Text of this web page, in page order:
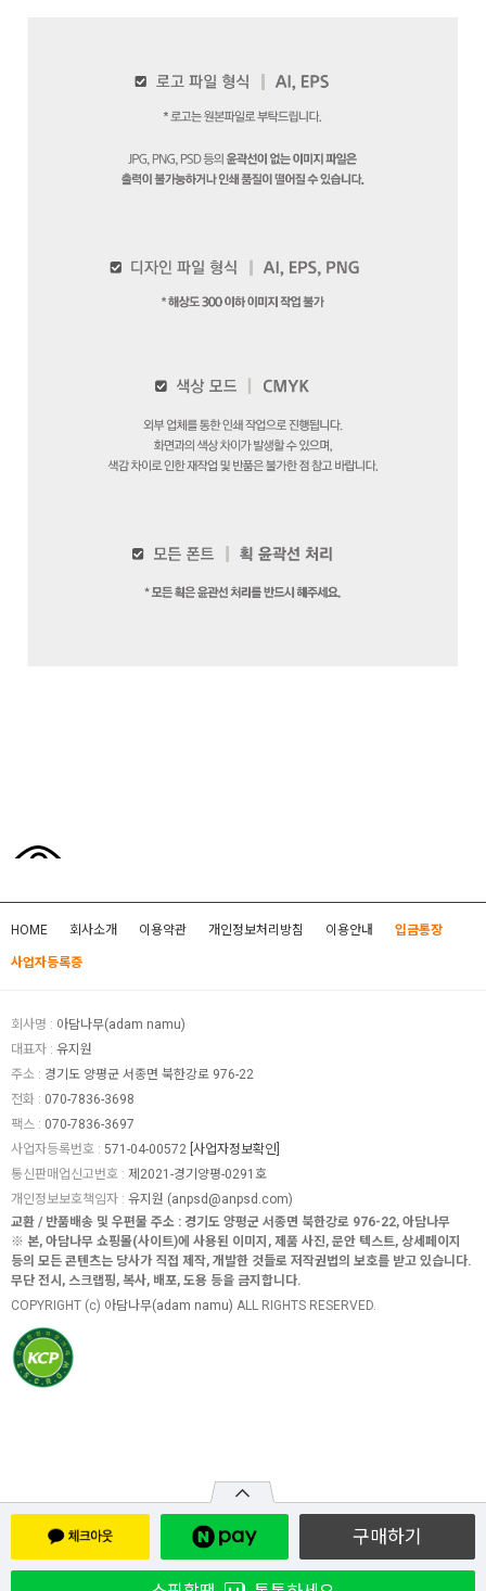
구매하기
HOME 회사소개 이용약관 개인정보처리방침 이용안내 입금통장
사업자등록증
회사명 : 아담나무(adam namu)
대표자 : 유지원
주소 : 경기도 양평군 서종면 북한강로 976-22
전화 : 070-7836-3698
팩스 : 070-7836-3697
사업자등록번호 : 571-04-00572 [사업자정보확인]
통신판매업신고번호 : 제2021-경기양평-0291호
개인정보보호책임자 : 유지원 (anpsd@anpsd.com)
교환 / 반품배송 및 우편물 주소 : 경기도 양평군 서종면 북한강로 976-22, 아담나무
※ 본, 아담나무 쇼핑몰(사이트)에 사용된 이미지, 제품 사진, 문안 텍스트, 상세페이지
등의 모든 콘텐츠는 당사가 직접 제작, 개발한 것들로 저작권법의 보호를 받고 있습니다.
무단 전시, 스크랩핑, 복사, 배포, 도용 등을 금지합니다.
COPYRIGHT (c) 아담나무(adam namu) ALL RIGHTS RESERVED.